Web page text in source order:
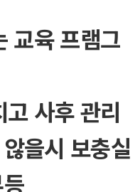
교육 프램그
사후 관리
을시 보충실